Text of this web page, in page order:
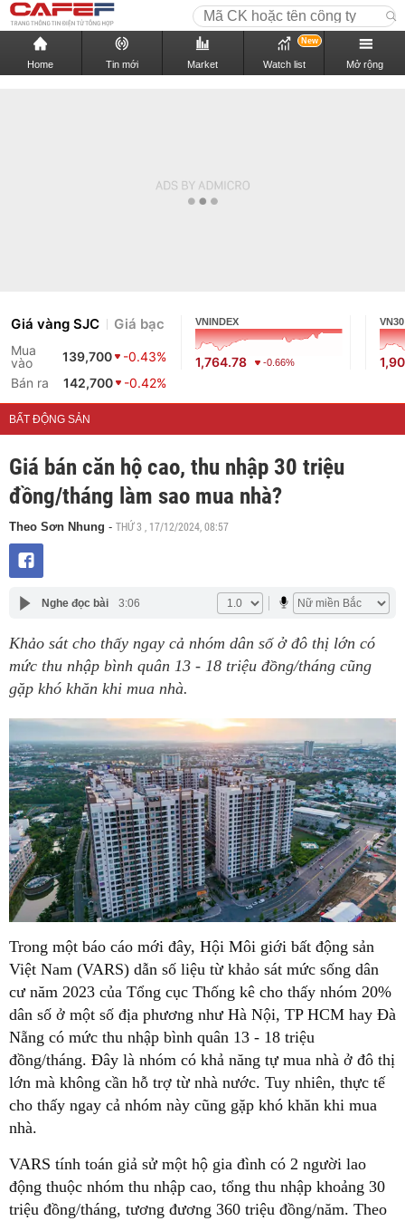
Home Tin mới Market Watch list
New
Mở rộng
Giá vàng SJC Giá bạc
Mua
vào
139,700
-0.43%
Bán ra
142,700 -0.42%
VNINDEX
1,764.78 -0.66%
VN30
BẤT ĐỘNG SẢN
Giá bán căn hộ cao, thu nhập 30 triệu
đồng/tháng làm sao mua nhà?
Theo Sơn Nhung - THỨ 3 , 17/12/2024, 08:57
Nghe đọc bài 3:06
Khảo sát cho thấy ngay cả nhóm dân số ở đô thị lớn có
mức thu nhập bình quân 13 - 18 triệu đồng/tháng cũng
gặp khó khăn khi mua nhà.
Trong một báo cáo mới đây, Hội Môi giới bất động sản
Việt Nam (VARS) dẫn số liệu từ khảo sát mức sống dân
cư năm 2023 của Tổng cục Thống kê cho thấy nhóm 20%
dân số ở một số địa phương như Hà Nội, TP HCM hay Đà
Nẵng có mức thu nhập bình quân 13 - 18 triệu
đồng/tháng. Đây là nhóm có khả năng tự mua nhà ở đô thị
lớn mà không cần hỗ trợ từ nhà nước. Tuy nhiên, thực tế
cho thấy ngay cả nhóm này cũng gặp khó khăn khi mua
nhà.
VARS tính toán giả sử một hộ gia đình có 2 người lao
động thuộc nhóm thu nhập cao, tổng thu nhập khoảng 30
triệu đồng/tháng, tương đương 360 triệu đồng/năm. Theo